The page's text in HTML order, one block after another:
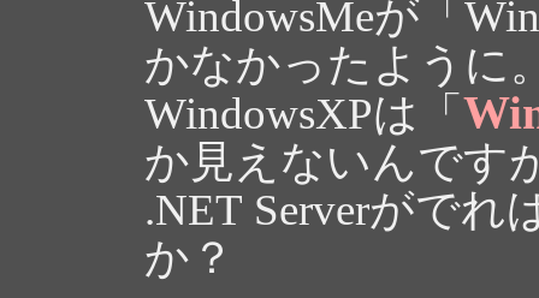
WindowsMeが「
かなかったように
WindowsXPは「
か見えないんです
.NET Serverがで
か？